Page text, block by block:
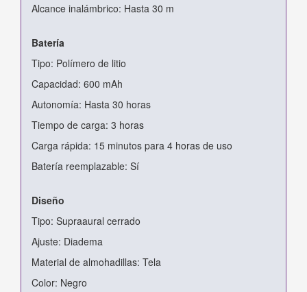
Alcance inalámbrico: Hasta 30 m
Batería
Tipo: Polímero de litio
Capacidad: 600 mAh
Autonomía: Hasta 30 horas
Tiempo de carga: 3 horas
Carga rápida: 15 minutos para 4 horas de uso
Batería reemplazable: Sí
Diseño
Tipo: Supraaural cerrado
Ajuste: Diadema
Material de almohadillas: Tela
Color: Negro